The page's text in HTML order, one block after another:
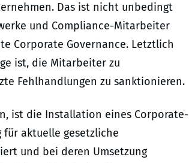
Das ist nicht unbedingt
und Compliance-Mitarbeiter
Corporate Governance. Letztlich
ist, die Mitarbeiter zu
Fehlhandlungen zu sanktionieren.
ist die Installation eines Corporate-
aktuelle gesetzliche
und bei deren Umsetzung